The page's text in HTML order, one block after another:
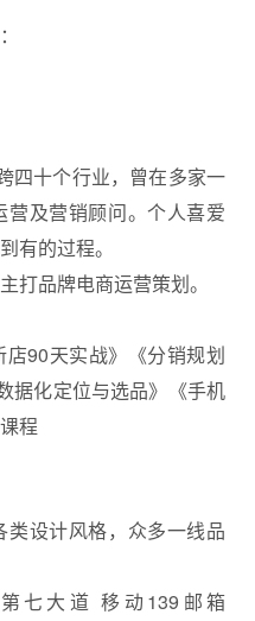
四十个行业，曾在多家一
及营销顾问。个人喜爱
有的过程。
打品牌电商运营策划。
店90天实战》《分销规划
据化定位与选品》《手机
程
设计风格，众多一线品
七大道 移动139邮箱